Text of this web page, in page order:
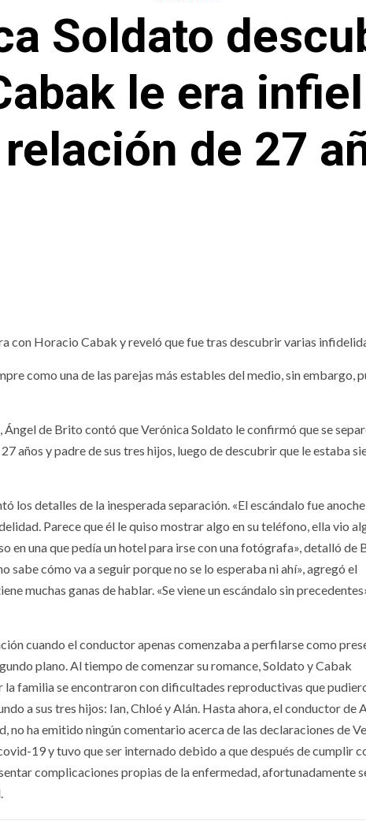
Soldato
le era
de 27
con Horacio Cabak y reveló que fue tras descubrir varias
como una de las parejas más estables del medio, sin embargo,
Ángel de Brito contó que Verónica Soldato le confirmó que se
años y padre de sus tres hijos, luego de descubrir que le estaba
los detalles de la inesperada separación. «El escándalo fue
Parece que él le quiso mostrar algo en su teléfono, ella vio
en una que pedía un hotel para irse con una fotógrafa», detalló de
cómo va a seguir porque no se lo esperaba ni ahí», agregó el
muchas ganas de hablar. «Se viene un escándalo sin
cuando el conductor apenas comenzaba a perfilarse como
plano. Al tiempo de comenzar su romance, Soldato y Cabak
familia se encontraron con dificultades reproductivas que
a sus tres hijos: Ian, Chloé y Alán. Hasta ahora, el conductor de
no ha emitido ningún comentario acerca de las declaraciones de
19 y tuvo que ser internado debido a que después de cumplir
complicaciones propias de la enfermedad, afortunadamente